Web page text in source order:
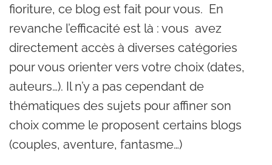
fioriture, ce blog est fait pour vous. En
revanche l’efficacité est là : vous avez
directement accès à diverses catégories
pour vous orienter vers votre choix (dates,
auteurs…). Il n’y a pas cependant de
thématiques des sujets pour affiner son
choix comme le proposent certains blogs
(couples, aventure, fantasme…)